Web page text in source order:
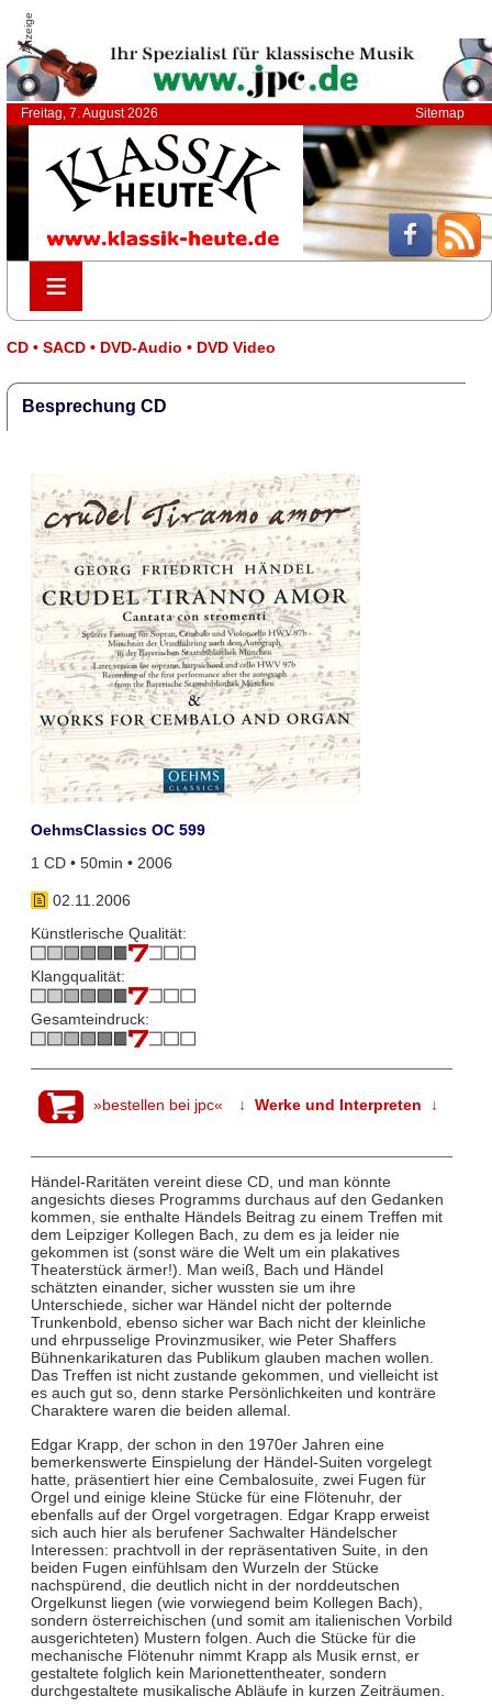
Anzeige
Freitag, 7. August 2026 Sitemap
≡
≡
CD • SACD • DVD-Audio • DVD Video
Besprechung CD
OehmsClassics OC 599
1 CD • 50min • 2006
02.11.2006
Künstlerische Qualität:
Klangqualität:
Gesamteindruck:
»bestellen bei jpc« ↓ Werke und Interpreten ↓
Händel-Raritäten vereint diese CD, und man könnte
angesichts dieses Programms durchaus auf den Gedanken
kommen, sie enthalte Händels Beitrag zu einem Treffen mit
dem Leipziger Kollegen Bach, zu dem es ja leider nie
gekommen ist (sonst wäre die Welt um ein plakatives
Theaterstück ärmer!). Man weiß, Bach und Händel
schätzten einander, sicher wussten sie um ihre
Unterschiede, sicher war Händel nicht der polternde
Trunkenbold, ebenso sicher war Bach nicht der kleinliche
und ehrpusselige Provinzmusiker, wie Peter Shaffers
Bühnenkarikaturen das Publikum glauben machen wollen.
Das Treffen ist nicht zustande gekommen, und vielleicht ist
es auch gut so, denn starke Persönlichkeiten und konträre
Charaktere waren die beiden allemal.
Edgar Krapp, der schon in den 1970er Jahren eine
bemerkenswerte Einspielung der Händel-Suiten vorgelegt
hatte, präsentiert hier eine Cembalosuite, zwei Fugen für
Orgel und einige kleine Stücke für eine Flötenuhr, der
ebenfalls auf der Orgel vorgetragen. Edgar Krapp erweist
sich auch hier als berufener Sachwalter Händelscher
Interessen: prachtvoll in der repräsentativen Suite, in den
beiden Fugen einfühlsam den Wurzeln der Stücke
nachspürend, die deutlich nicht in der norddeutschen
Orgelkunst liegen (wie vorwiegend beim Kollegen Bach),
sondern österreichischen (und somit am italienischen Vorbild
ausgerichteten) Mustern folgen. Auch die Stücke für die
mechanische Flötenuhr nimmt Krapp als Musik ernst, er
gestaltete folglich kein Marionettentheater, sondern
durchgestaltete musikalische Abläufe in kurzen Zeiträumen.